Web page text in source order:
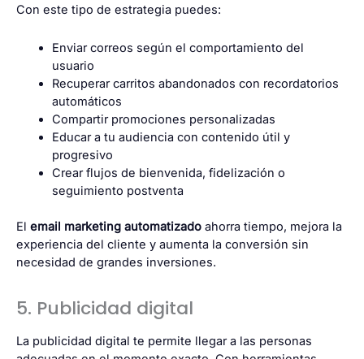
Con este tipo de estrategia puedes:
Enviar correos según el comportamiento del
usuario
Recuperar carritos abandonados con recordatorios
automáticos
Compartir promociones personalizadas
Educar a tu audiencia con contenido útil y
progresivo
Crear flujos de bienvenida, fidelización o
seguimiento postventa
El email marketing automatizado ahorra tiempo, mejora la
experiencia del cliente y aumenta la conversión sin
necesidad de grandes inversiones.
5. Publicidad digital
La publicidad digital te permite llegar a las personas